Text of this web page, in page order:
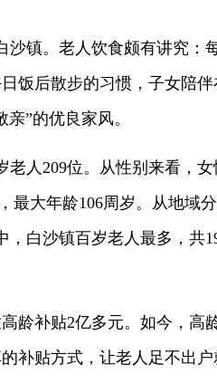
镇。老人饮食颇有讲究：
饭后散步的习惯，子女陪
”的优良家风。
人209位。从性别来看，女
最大年龄106周岁。从地域
白沙镇百岁老人最多，共
龄补贴2亿多元。如今，高
补贴方式，让老人足不出户